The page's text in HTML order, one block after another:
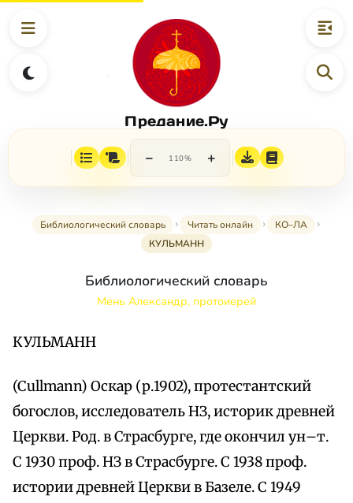
Предание.Ру
− 110% +
Библиологический словарь Читать онлайн
КО–ЛА
КУЛЬМАНН
Библиологический словарь
Мень Александр, протоиерей
КУЛЬМАНН
(Cullmann) Оскар (р.1902), протестантский
богослов, исследователь НЗ, историк древней
Церкви. Род. в Страсбурге, где окончил ун–т.
С 1930 проф. НЗ в Страсбурге. С 1938 проф.
истории древней Церкви в Базеле. С 1949